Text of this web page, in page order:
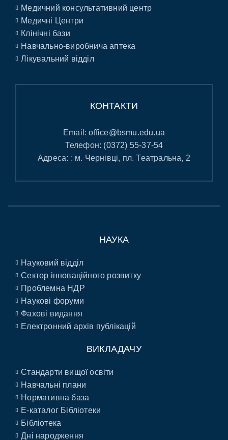
Медичний консультативний центр
Медичні Центри
Клінічні бази
Навчально-виробнича аптека
Лікувальний відділ
КОНТАКТИ
Email:office@bsmu.edu.ua
Телефон: (0372) 55-37-54
Адреса: : м. Чернівці, пл. Театральна, 2
НАУКА
Науковий відділ
Сектор інноваційного розвитку
Проблемна НДР
Наукові форуми
Фахові видання
Електронний архів публікацій
ВИКЛАДАЧУ
Стандарти вищої освіти
Навчальні плани
Нормативна база
E-каталог Бібліотеки
Бібліотека
Дні народження